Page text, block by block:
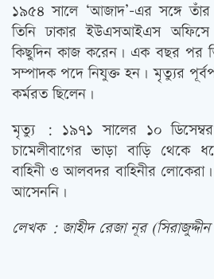
১৯৫৪ সালে ‘আজাদ’-এর সঙ্গে
তিনি ঢাকার ইউএসআইএস
কিছুদিন কাজ করেন। এক বছর পর
সম্পাদক পদে নিযুক্ত হন। মৃত্যুর
কর্মরত ছিলেন।
মৃত্যু : ১৯৭১ সালের ১০ ডিসেম্বর
চামেলীবাগের ভাড়া বাড়ি থেকে
বাহিনী ও আলবদর বাহিনীর
আসেননি।
লেখক : জাহীদ রেজা নূর